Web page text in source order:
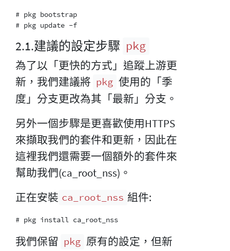
# pkg bootstrap
2.1.建議的設定步驟 pkg
為了以「更快的方式」追蹤上游更
新，我們建議將 pkg 使用的「季
度」分支更改為其「最新」分支。
另外一個步驟是更喜歡使用HTTPS
來擷取我們的套件和更新，因此在
這裡我們還需要一個額外的套件來
幫助我們(ca_root_nss)。
正在安裝 ca_root_nss 組件:
我們保留 pkg 原有的設定，但新